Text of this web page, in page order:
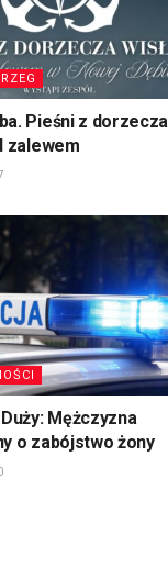
Pieśni z dorzecza
zalewem
Mężczyzna
o zabójstwo żony